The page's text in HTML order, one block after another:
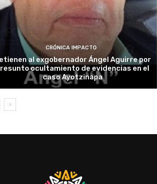
CRÓNICA IMPACTO
al exgobernador Ángel Aguirre por
ocultamiento de evidencias en el
caso Ayotzinapa